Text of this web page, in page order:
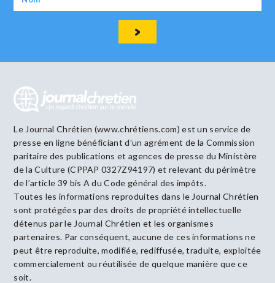
Le Journal Chrétien (www.chrétiens.com) est un service de
presse en ligne bénéficiant d’un agrément de la Commission
paritaire des publications et agences de presse du Ministère
de la Culture (CPPAP 0327Z94197) et relevant du périmètre
de l’article 39 bis A du Code général des impôts.
Toutes les informations reproduites dans le Journal Chrétien
sont protégées par des droits de propriété intellectuelle
détenus par le Journal Chrétien et les organismes
partenaires. Par conséquent, aucune de ces informations ne
peut être reproduite, modifiée, rediffusée, traduite, exploitée
commercialement ou réutilisée de quelque manière que ce
soit.